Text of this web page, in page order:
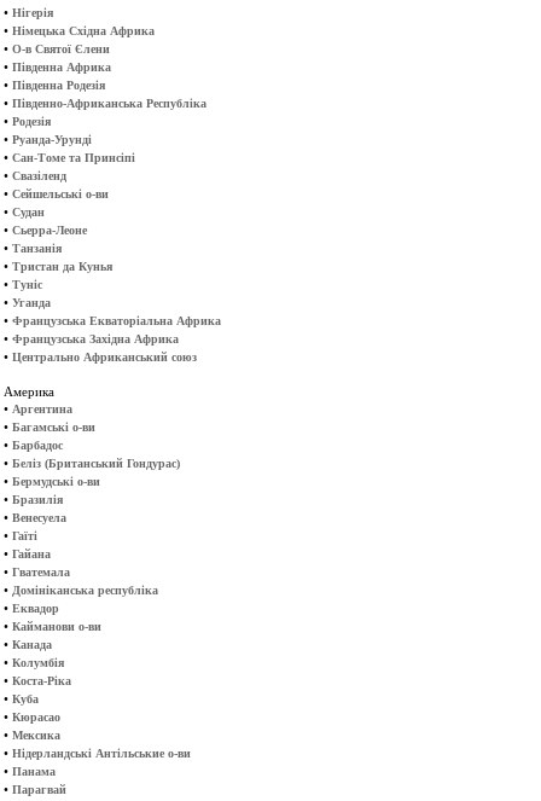
• Нігерія
• Німецька Східна Африка
• О-в Святої Єлени
• Південна Африка
• Південна Родезія
• Південно-Африканська Республіка
• Родезія
• Руанда-Урунді
• Сан-Томе та Принсіпі
• Свазіленд
• Сейшельські о-ви
• Судан
• Сьерра-Леоне
• Танзанія
• Тристан да Кунья
• Туніс
• Уганда
• Французська Екваторіальна Африка
• Французська Західна Африка
• Центрально Африканський союз
Америка
• Аргентина
• Багамські о-ви
• Барбадос
• Беліз (Британський Гондурас)
• Бермудські о-ви
• Бразилія
• Венесуела
• Гаїті
• Гайана
• Гватемала
• Домініканська республіка
• Еквадор
• Кайманови о-ви
• Канада
• Колумбія
• Коста-Ріка
• Куба
• Кюрасао
• Мексика
• Нідерландські Антільськие о-ви
• Панама
• Парагвай